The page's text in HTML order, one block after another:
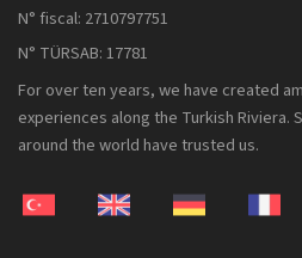
N° fiscal: 2710797751
N° TÜRSAB: 17781
For over ten years, we have created
experiences along the Turkish Riviera.
around the world have trusted us.